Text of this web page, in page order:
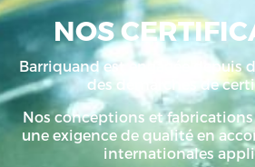
NOS
Barriquand est engagée depuis
des démarches de
Nos conceptions et
une exigence de qualité en
internationales